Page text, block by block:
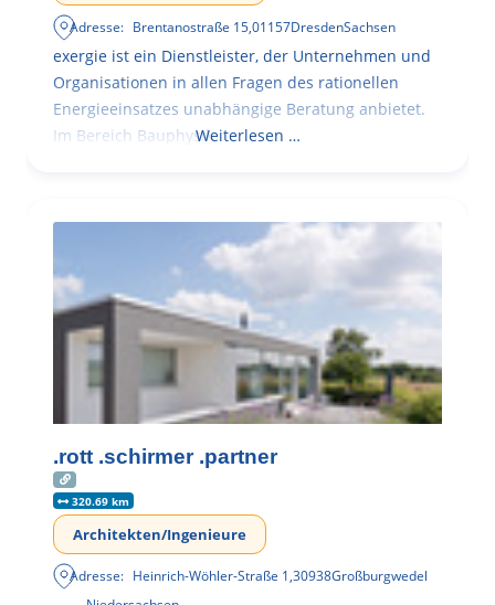
Adresse: Brentanostraße 15,01157DresdenSachsen
exergie ist ein Dienstleister, der Unternehmen und
Organisationen in allen Fragen des rationellen
Energieeinsatzes unabhängige Beratung anbietet.
Im Bereich BauphysikWeiterlesen …
.rott .schirmer .partner
320.69 km
Architekten/Ingenieure
Adresse: Heinrich-Wöhler-Straße 1,30938Großburgwedel